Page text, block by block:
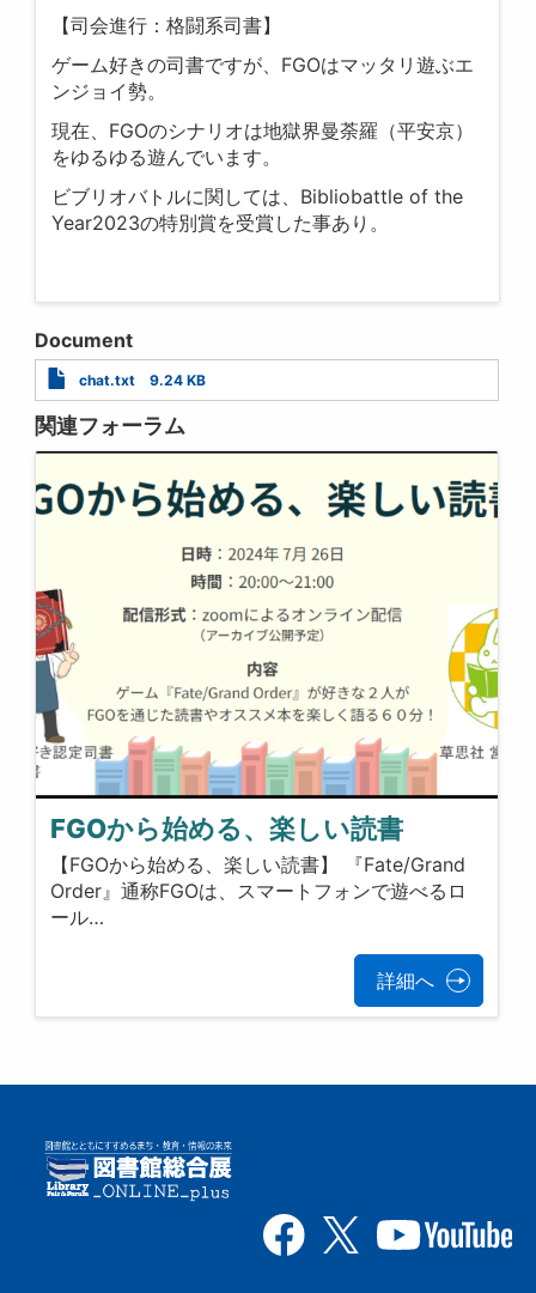
【司会進行：格闘系司書】
ゲーム好きの司書ですが、FGOはマッタリ遊ぶエ
ンジョイ勢。
現在、FGOのシナリオは地獄界曼荼羅（平安京）
をゆるゆる遊んでいます。
ビブリオバトルに関しては、Bibliobattle of the
Year2023の特別賞を受賞した事あり。
Document
chat.txt 9.24 KB
関連フォーラム
FGOから始める、楽しい読書
【FGOから始める、楽しい読書】 『Fate/Grand
Order』通称FGOは、​スマートフォンで遊べるロ
ール…
詳細へ